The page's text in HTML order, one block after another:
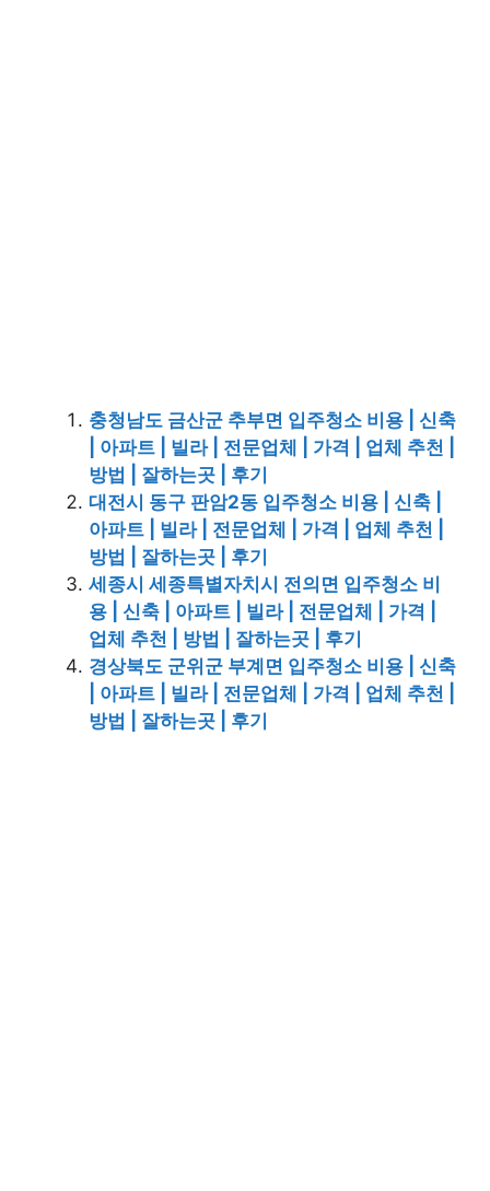
충청남도 금산군 추부면 입주청소 비용 | 신축
| 아파트 | 빌라 | 전문업체 | 가격 | 업체 추천 |
방법 | 잘하는곳 | 후기
대전시 동구 판암2동 입주청소 비용 | 신축 |
아파트 | 빌라 | 전문업체 | 가격 | 업체 추천 |
방법 | 잘하는곳 | 후기
세종시 세종특별자치시 전의면 입주청소 비
용 | 신축 | 아파트 | 빌라 | 전문업체 | 가격 |
업체 추천 | 방법 | 잘하는곳 | 후기
경상북도 군위군 부계면 입주청소 비용 | 신축
| 아파트 | 빌라 | 전문업체 | 가격 | 업체 추천 |
방법 | 잘하는곳 | 후기